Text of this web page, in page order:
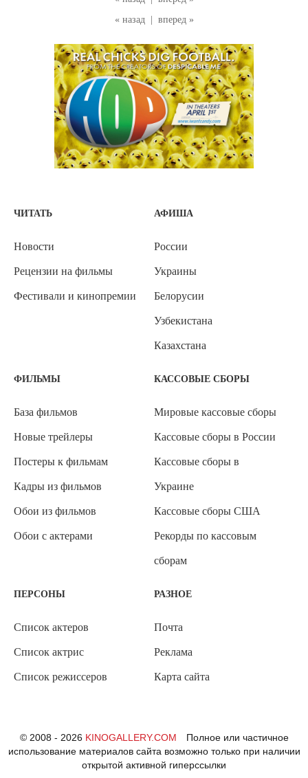
« назад вперед »
ЧИТАТЬ
Новости
Рецензии на фильмы
Фестивали и кинопремии
АФИША
России
Украины
Белорусии
Узбекистана
Казахстана
ФИЛЬМЫ
База фильмов
Новые трейлеры
Постеры к фильмам
Кадры из фильмов
Обои из фильмов
Обои с актерами
КАССОВЫЕ СБОРЫ
Мировые кассовые сборы
Кассовые сборы в России
Кассовые сборы в
Украине
Кассовые сборы США
Рекорды по кассовым
сборам
ПЕРСОНЫ
Список актеров
Список актрис
Список режиссеров
РАЗНОЕ
Почта
Реклама
Карта сайта
© 2008 - 2026 KINOGALLERY.COM
Полное или частичное
использование материалов сайта возможно только при наличии
открытой активной гиперссылки